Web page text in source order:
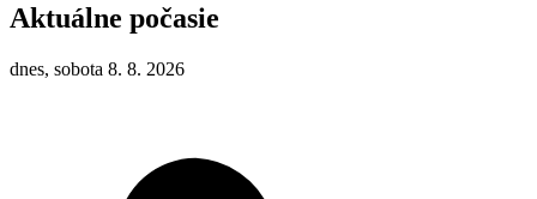
Aktuálne počasie
dnes, sobota 8. 8. 2026